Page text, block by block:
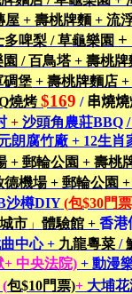
屋 +壽桃牌麵 +流
多啤梨 /草龜樂園 +
/百鳥塔+壽桃牌
碉堡 +壽桃牌麵店
燒烤 $169 / 串燒
+沙頭角農莊BBQ
朗腐竹廠 + 12生肖
+郵輪公園 +壽桃
德機場 +郵輪公園
沙樽DIY (包$30門
市 」體驗館 +香
中心 + 九龍粵菜 /
+中央法院)+動漫
(包$10門票)+ 大埔